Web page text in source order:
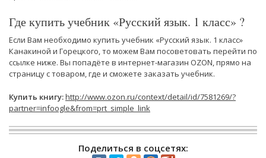
Где купить учебник «Русский язык. 1 класс» ?
Если Вам необходимо купить учебник «Русский язык. 1 класс»
Канакиной и Горецкого, то можем Вам посоветовать перейти по
ссылке ниже. Вы попадёте в интернет-магазин OZON, прямо на
страницу с товаром, где и сможете заказать учебник.
Купить книгу:http://www.ozon.ru/context/detail/id/7581269/?
partner=infoogle&from=prt_simple_link
Поделиться в соцсетях: